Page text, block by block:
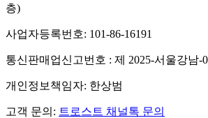
층)
사업자등록번호: 101-86-16191
통신판매업신고번호 : 제 2025-서울강남-
개인정보책임자: 한상범
고객 문의: 트로스트 채널톡 문의